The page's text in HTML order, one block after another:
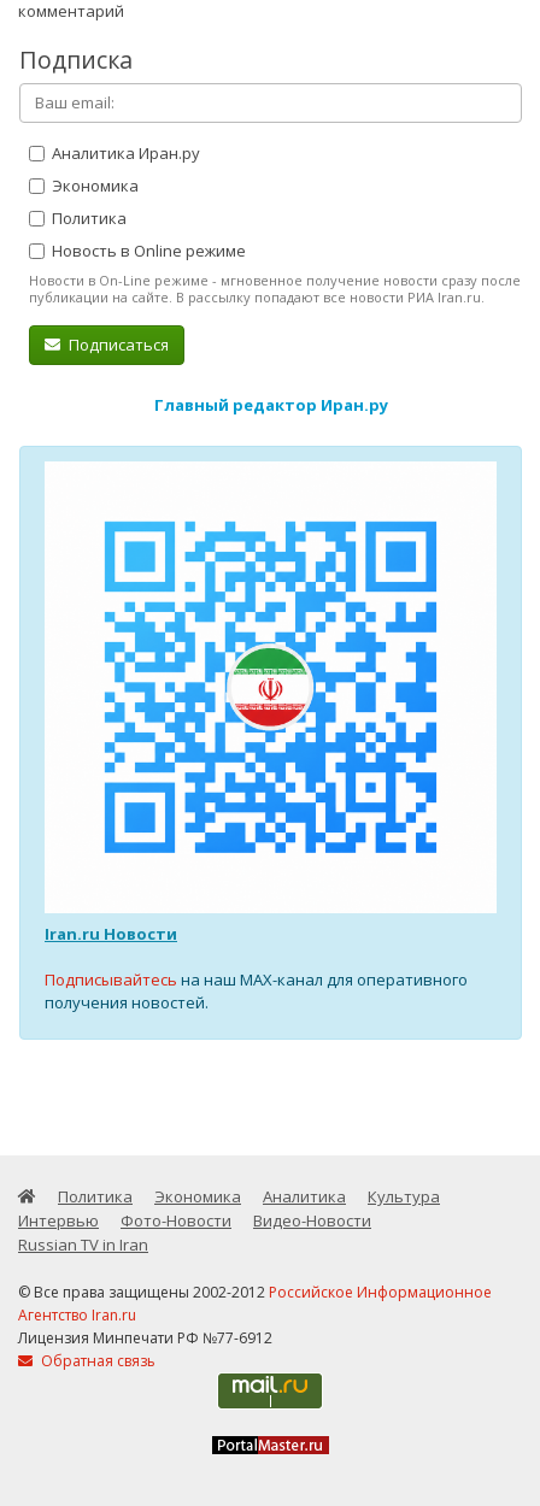
комментарий
Подписка
Аналитика Иран.ру
Экономика
Политика
Новость в Online режиме
Новости в On-Line режиме - мгновенное получение новости сразу после
публикации на сайте. В рассылку попадают все новости РИА Iran.ru.
Подписаться
Главный редактор Иран.ру
Iran.ru Новости
Подписывайтесь на наш MAX-канал для оперативного
получения новостей.
Политика Экономика Аналитика
Культура
Интервью
Фото-Новости
Видео-Новости
Russian TV in Iran
© Все права защищены 2002-2012 Российское Информационное
Агентство Iran.ru
Лицензия Минпечати РФ №77-6912
Обратная связь